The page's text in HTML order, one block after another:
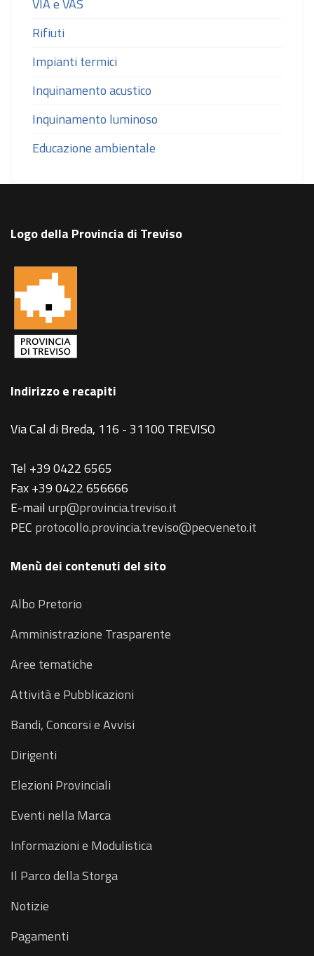
VIA e VAS
Rifiuti
Impianti termici
Inquinamento acustico
Inquinamento luminoso
Educazione ambientale
Logo della Provincia di Treviso
Indirizzo e recapiti
Via Cal di Breda, 116 - 31100 TREVISO
Tel +39 0422 6565
Fax +39 0422 656666
E-mailurp@provincia.treviso.it
PEC protocollo.provincia.treviso@pecveneto.it
Menù dei contenuti del sito
Albo Pretorio
Amministrazione Trasparente
Aree tematiche
Attività e Pubblicazioni
Bandi, Concorsi e Avvisi
Dirigenti
Elezioni Provinciali
Eventi nella Marca
Informazioni e Modulistica
Il Parco della Storga
Notizie
Pagamenti